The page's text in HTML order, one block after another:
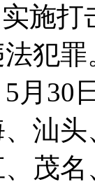
施
犯
月30
汕
茂